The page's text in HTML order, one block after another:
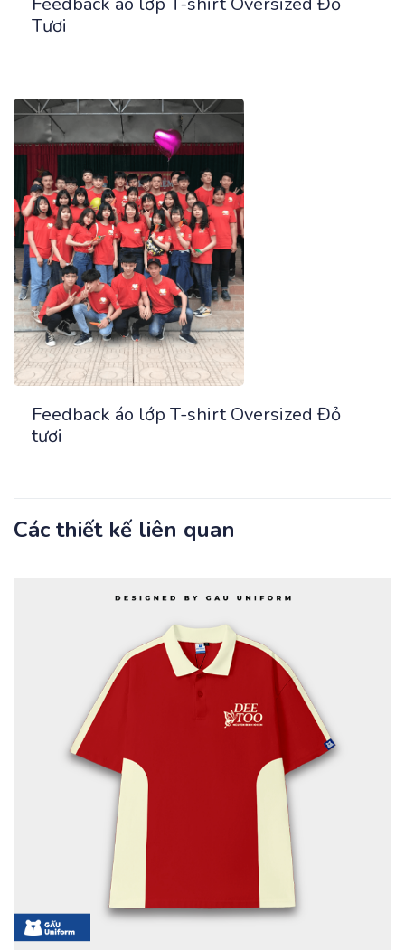
Tươi
Feedback áo lớp T-shirt Oversized Đỏ
tươi
Các thiết kế liên quan